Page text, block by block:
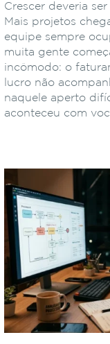
Crescer deveria
Mais projetos
equipe sempre
muita gente
incômodo: o
lucro não
naquele aperto
aconteceu com